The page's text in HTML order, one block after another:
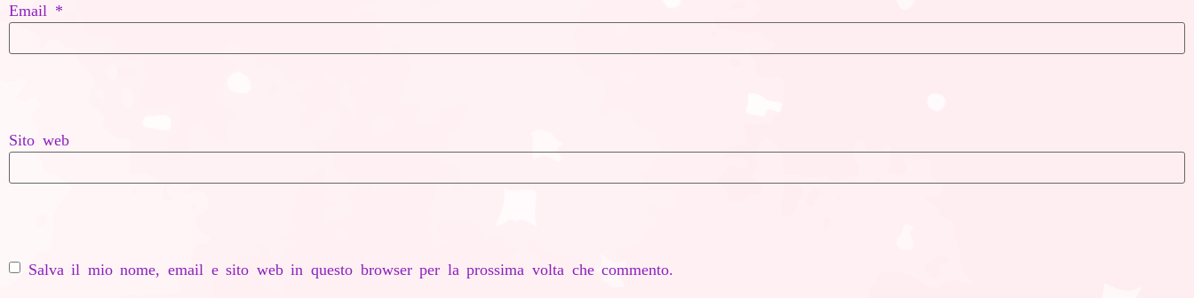
Email *
Sito web
Salva il mio nome, email e sito web in questo browser per la prossima volta che commento.